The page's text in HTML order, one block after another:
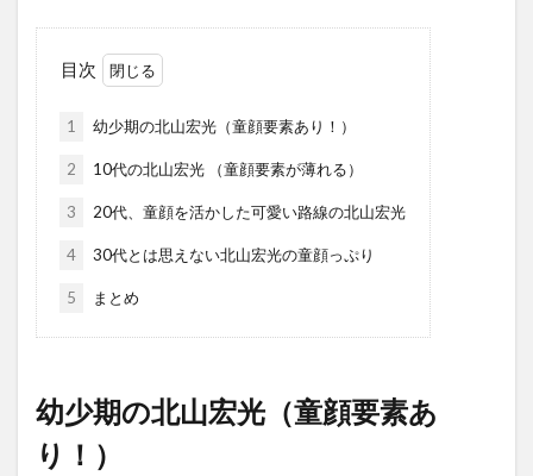
目次
1 幼少期の北山宏光（童顔要素あり！）
2 10代の北山宏光 （童顔要素が薄れる）
3 20代、童顔を活かした可愛い路線の北山宏光
4 30代とは思えない北山宏光の童顔っぷり
5 まとめ
幼少期の北山宏光（童顔要素あ
り！）